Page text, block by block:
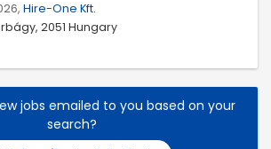
Hire-One Kft.
2051 Hungary
jobs emailed to you based on your
search?